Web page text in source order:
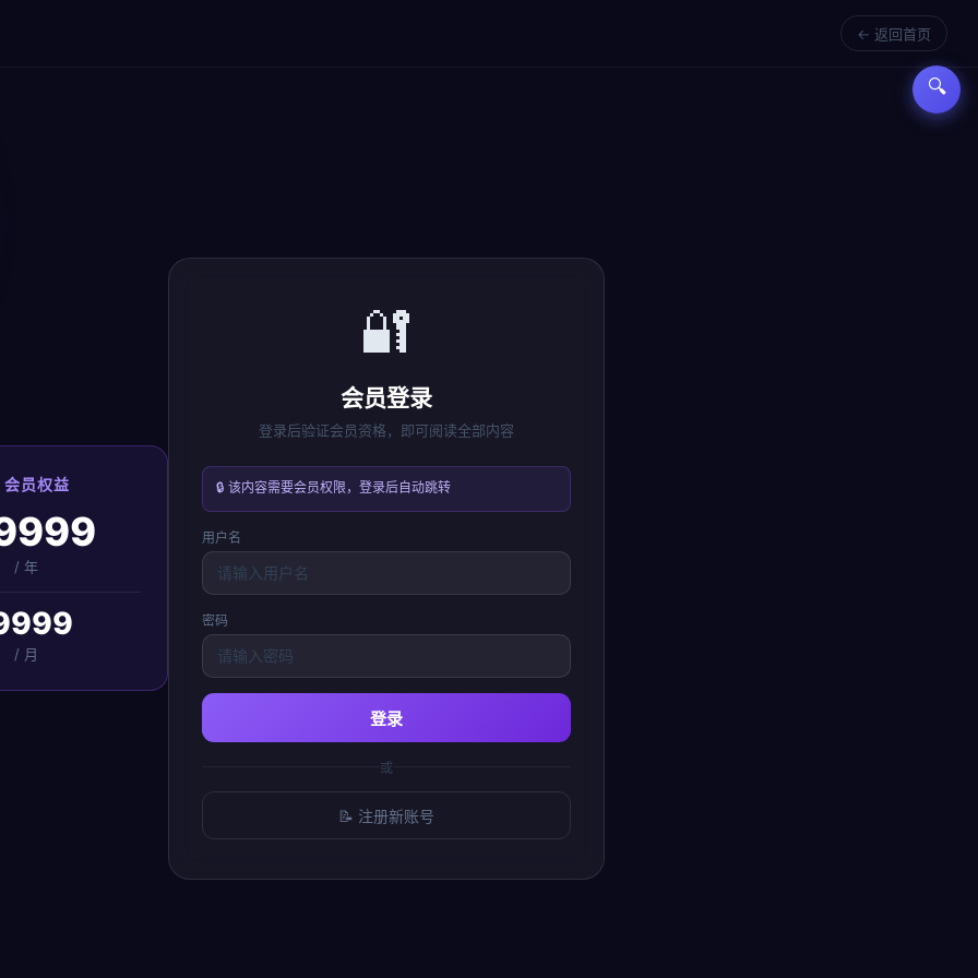
← 返回首页
会员权益
/ 年
/ 月
🔐
会员登录
登录后验证会员资格，即可阅读全部内容
🔒 该内容需要会员权限，登录后自动跳转
用户名
密码
登录
或
📝 注册新账号
🔍